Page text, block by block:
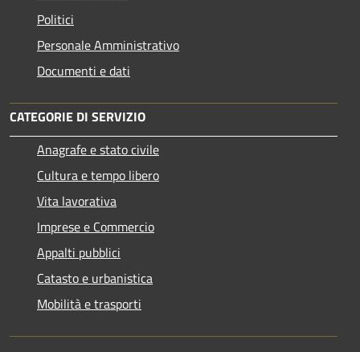
Politici
Personale Amministrativo
Documenti e dati
CATEGORIE DI SERVIZIO
Anagrafe e stato civile
Cultura e tempo libero
Vita lavorativa
Imprese e Commercio
Appalti pubblici
Catasto e urbanistica
Mobilità e trasporti